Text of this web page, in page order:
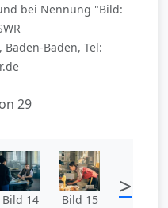
bei Nennung "Bild:
Baden, Tel:
29
Bild 14 Bild 15 >